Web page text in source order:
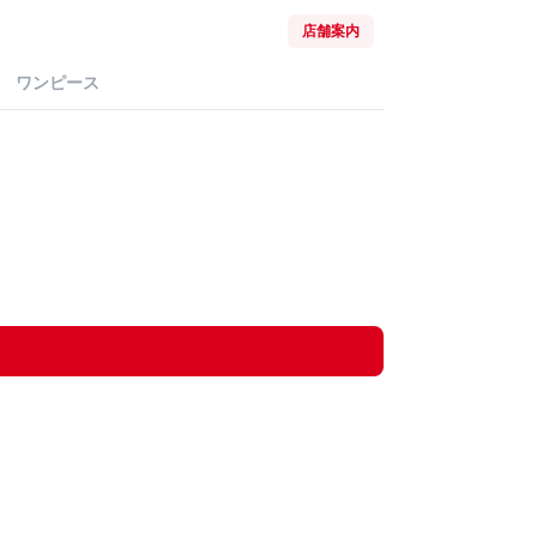
店舗案内
ワンピース